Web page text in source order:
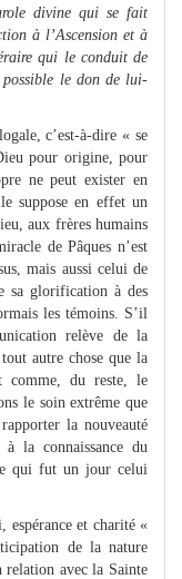
divine qui se fait
à l’Ascension et à
qui le conduit de
le don de lui-
c’est-à-dire « se
pour origine, pour
ne peut exister en
suppose en effet un
aux frères humains
de Pâques n’est
mais aussi celui de
sa glorification à des
les témoins. S’il
relève de la
autre chose que la
comme, du reste, le
le soin extrême que
la nouveauté
à la connaissance du
qui fut un jour celui
espérance et charité «
de la nature
relation avec la Sainte